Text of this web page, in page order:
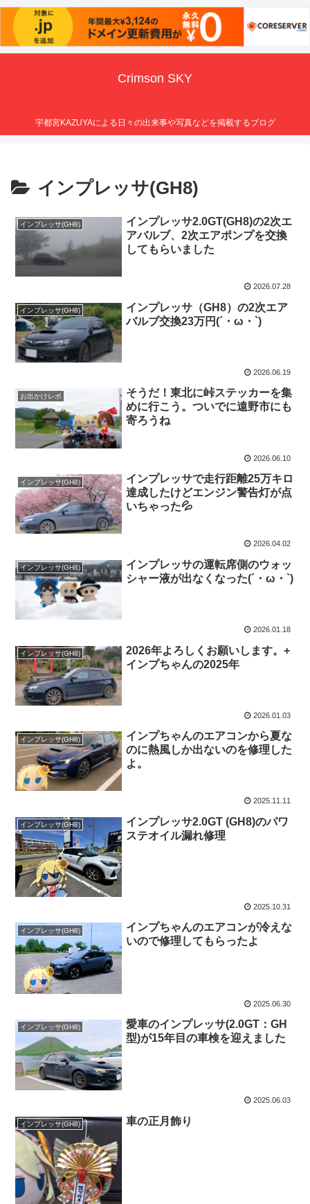
Crimson SKY
宇都宮KAZUYAによる日々の出来事や写真などを掲載するブログ
インプレッサ(GH8)
インプレッサ(GH8)
インプレッサ2.0GT(GH8)の2次エ
アバルブ、2次エアポンプを交換
してもらいました
2026.07.28
インプレッサ(GH8)
インプレッサ（GH8）の2次エア
バルブ交換23万円(´・ω・`)
2026.06.19
お出かけレポ
そうだ！東北に峠ステッカーを集
めに行こう。ついでに遠野市にも
寄ろうね
2026.06.10
インプレッサ(GH8)
インプレッサで走行距離25万キロ
達成したけどエンジン警告灯が点
いちゃった💦
2026.04.02
インプレッサ(GH8)
インプレッサの運転席側のウォッ
シャー液が出なくなった(´・ω・`)
2026.01.18
インプレッサ(GH8)
2026年よろしくお願いします。+
インプちゃんの2025年
2026.01.03
インプレッサ(GH8)
インプちゃんのエアコンから夏な
のに熱風しか出ないのを修理した
よ。
2025.11.11
インプレッサ(GH8)
インプレッサ2.0GT (GH8)のパワ
ステオイル漏れ修理
2025.10.31
インプレッサ(GH8)
インプちゃんのエアコンが冷えな
いので修理してもらったよ
2025.06.30
インプレッサ(GH8)
愛車のインプレッサ(2.0GT：GH
型)が15年目の車検を迎えました
2025.06.03
インプレッサ(GH8) 車の正月飾り